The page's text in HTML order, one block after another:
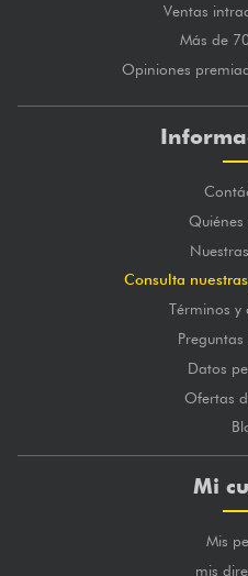
Ventas
Más de
Opiniones
Quiénes
Consulta
Términos y
Preguntas
Datos
Ofertas
Mi
Mis
mis